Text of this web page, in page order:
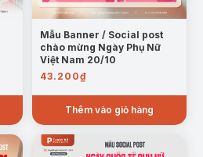
Mẫu Banner / Social post
chào mừng Ngày Phụ Nữ
Việt Nam 20/10
43.200₫
Thêm vào giỏ hàng